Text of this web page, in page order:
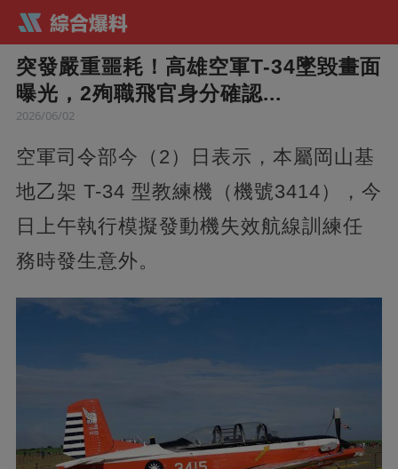
突發嚴重噩耗！高雄空軍T-34墜毀畫面
曝光，2殉職飛官身分確認...
2026/06/02
空軍司令部今（2）日表示，本屬岡山基
地乙架 T-34 型教練機（機號3414），今
日上午執行模擬發動機失效航線訓練任
務時發生意外。